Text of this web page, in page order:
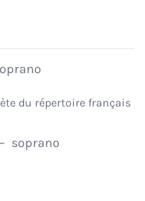
du répertoire français
soprano